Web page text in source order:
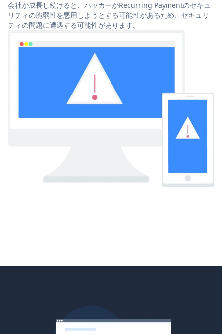
会社が成長し続けると、ハッカーがRecurring Paymentのセキュ
リティの脆弱性を悪用しようとする可能性があるため、セキュリ
ティの問題に遭遇する可能性があります。